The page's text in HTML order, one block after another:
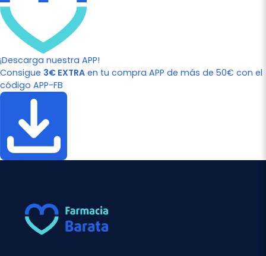
¡Descarga nuestra APP!
Consigue 3€ EXTRA en tu compra APP de más de 50€ con el
código APP-FB